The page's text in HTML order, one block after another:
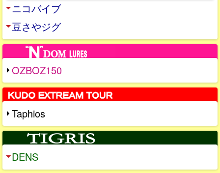
ニコバイブ
豆さやジグ
OZBOZ150
Taphios
DENS